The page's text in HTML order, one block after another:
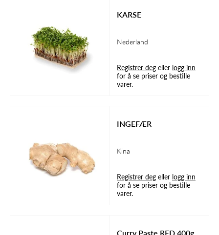
KARSE
Nederland
Registrer deg eller logg inn
for å se priser og bestille
varer.
INGEFÆR
Kina
Registrer deg eller logg inn
for å se priser og bestille
varer.